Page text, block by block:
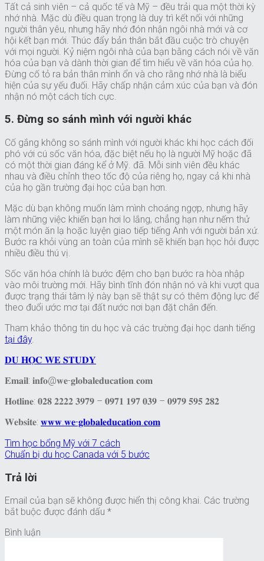
Tất cả sinh viên – cả quốc tế và Mỹ – đều trải qua một thời kỳ
nhớ nhà. Mặc dù điều quan trọng là duy trì kết nối với những
người thân yêu, nhưng hãy nhớ đón nhận ngôi nhà mới và cơ
hội kết bạn mới. Thúc đẩy bản thân bắt đầu cuộc trò chuyện
với mọi người. Kỷ niệm ngôi nhà của bạn bằng cách nói về văn
hóa của bạn và dành thời gian để tìm hiểu về văn hóa của họ.
Đừng cố tỏ ra bản thân mình ổn và cho rằng nhớ nhà là biểu
hiện của sự yếu đuối. Hãy chấp nhận cảm xúc của bạn và đón
nhận nó một cách tích cực.
5. Đừng so sánh mình với người khác
Cố gắng không so sánh mình với người khác khi học cách đối
phó với cú sốc văn hóa, đặc biệt nếu họ là người Mỹ hoặc đã
có một thời gian đáng kể ở Mỹ. đã. Mỗi sinh viên đều khác
nhau và điều chỉnh theo tốc độ của riêng họ, ngay cả khi nhà
của họ gần trường đại học của bạn hơn.
Mặc dù bạn không muốn làm mình choáng ngợp, nhưng hãy
làm những việc khiến bạn hơi lo lắng, chẳng hạn như nếm thử
một món ăn lạ hoặc luyện giao tiếp tiếng Anh với người bản xứ.
Bước ra khỏi vùng an toàn của mình sẽ khiến bạn học hỏi được
nhiều điều thú vị.
Sốc văn hóa chính là bước đệm cho bạn bước ra hòa nhập
vào môi trường mới. Hãy bình tĩnh đón nhận nó và khi vượt qua
được trạng thái tâm lý này bạn sẽ thật sự có thêm động lực để
theo đuổi ước mơ tại đất nước nơi bạn đặt chân đến.
Tham khảo thông tin du học và các trường đại học danh tiếng
tại đây.
𝐃𝐔 𝐇𝐎̣𝐂 𝐖𝐄 𝐒𝐓𝐔𝐃𝐘
𝐄𝐦𝐚𝐢𝐥: 𝐢𝐧𝐟𝐨@𝐰𝐞-𝐠𝐥𝐨𝐛𝐚𝐥𝐞𝐝𝐮𝐜𝐚𝐭𝐢𝐨𝐧.𝐜𝐨𝐦
𝐇𝐨𝐭𝐥𝐢𝐧𝐞: 𝟎𝟐𝟖 𝟐𝟐𝟐𝟐 𝟑𝟗𝟕𝟗 – 𝟎𝟗𝟕𝟏 𝟏𝟗𝟕 𝟎𝟑𝟗 – 𝟎𝟗𝟕𝟗 𝟓𝟗𝟓 𝟐𝟖𝟐
𝐖𝐞𝐛𝐬𝐢𝐭𝐞: 𝐰𝐰𝐰.𝐰𝐞-𝐠𝐥𝐨𝐛𝐚𝐥𝐞𝐝𝐮𝐜𝐚𝐭𝐢𝐨𝐧.𝐜𝐨𝐦
Tìm học bổng Mỹ với 7 cách
Chuẩn bị du học Canada với 5 bước
Trả lời
Email của bạn sẽ không được hiển thị công khai. Các trường
bắt buộc được đánh dấu *
Bình luận